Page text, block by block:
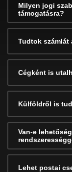
Milyen jogi
támogatásra?
Tudtok számlát
Cégként is
Külföldről is
Van-e
Lehet postai